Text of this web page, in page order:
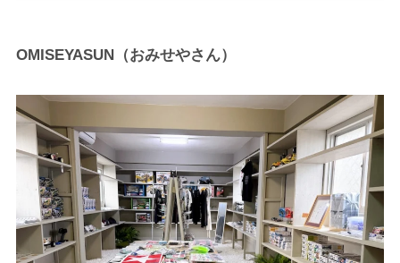
OMISEYASUN（おみせやさん）